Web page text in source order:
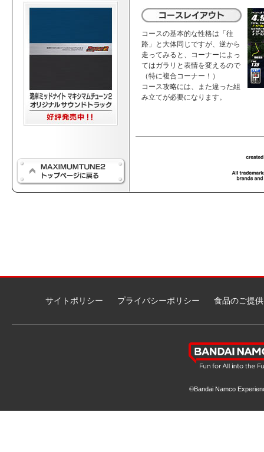
コースの基本的な性格は「往
路」と大体同じですが、逆から
走ってみると、コーナーによっ
てはガラリと表情を変えるので
（特に複合コーナー！）
コース攻略には、また違った組
み立てが必要になります。